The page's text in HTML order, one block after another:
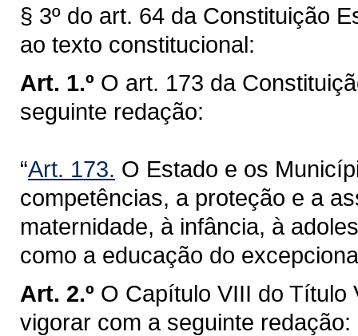
§ 3º do art. 64 da Constituição
ao texto constitucional:
Art. 1.º O art. 173 da
seguinte redação:
“Art. 173. O Estado e os
competências, a proteção e a
maternidade, à infância, à
como a educação do
Art. 2.º O Capítulo VIII do Título
vigorar com a seguinte redação: